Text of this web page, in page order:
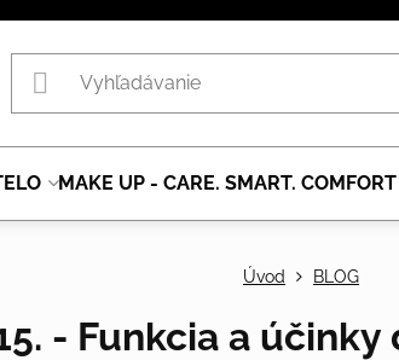
MAKE UP - CARE. SMART.
Úvod BLOG
- Funkcia a